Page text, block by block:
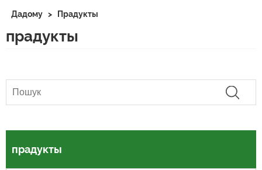
Дадому > Прадукты
прадукты
прадукты